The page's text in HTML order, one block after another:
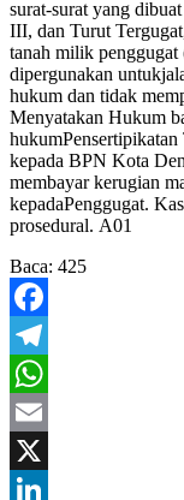
surat-surat yang
III, dan Turut
tanah milik penggugat
dipergunakan
hukum dan tidak
Menyatakan Hukum
kepada BPN Kota
membayar kerugian
kepadaPenggugat.
prosedural. A01
Baca: 425
Facebook
Telegram
WhatsApp
Email
X